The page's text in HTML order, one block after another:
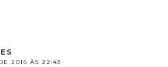
2016 ÀS 22:43